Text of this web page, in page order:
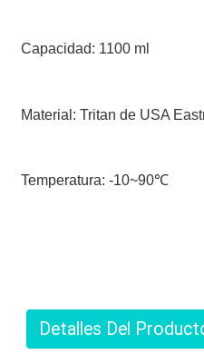
Capacidad: 1100 ml
Material: Tritan de USA
Temperatura: -10~90℃
Detalles Del